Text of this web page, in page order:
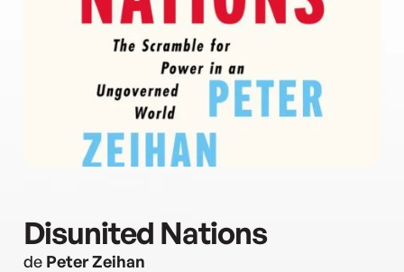
Disunited Nations
de Peter Zeihan